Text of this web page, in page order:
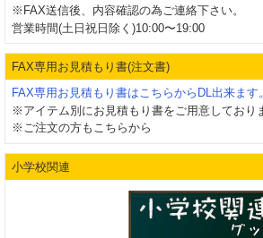
※FAX送信後、内容確認の為ご連絡下さい。
営業時間(土日祝日除く)10:00〜19:00
FAX専用お見積もり書(注文書)
FAX専用お見積もり書はこちらからDL出来ます。
※アイテム別にお見積もり書をご用意しており
※ご注文の方もこちらから
小学校関連